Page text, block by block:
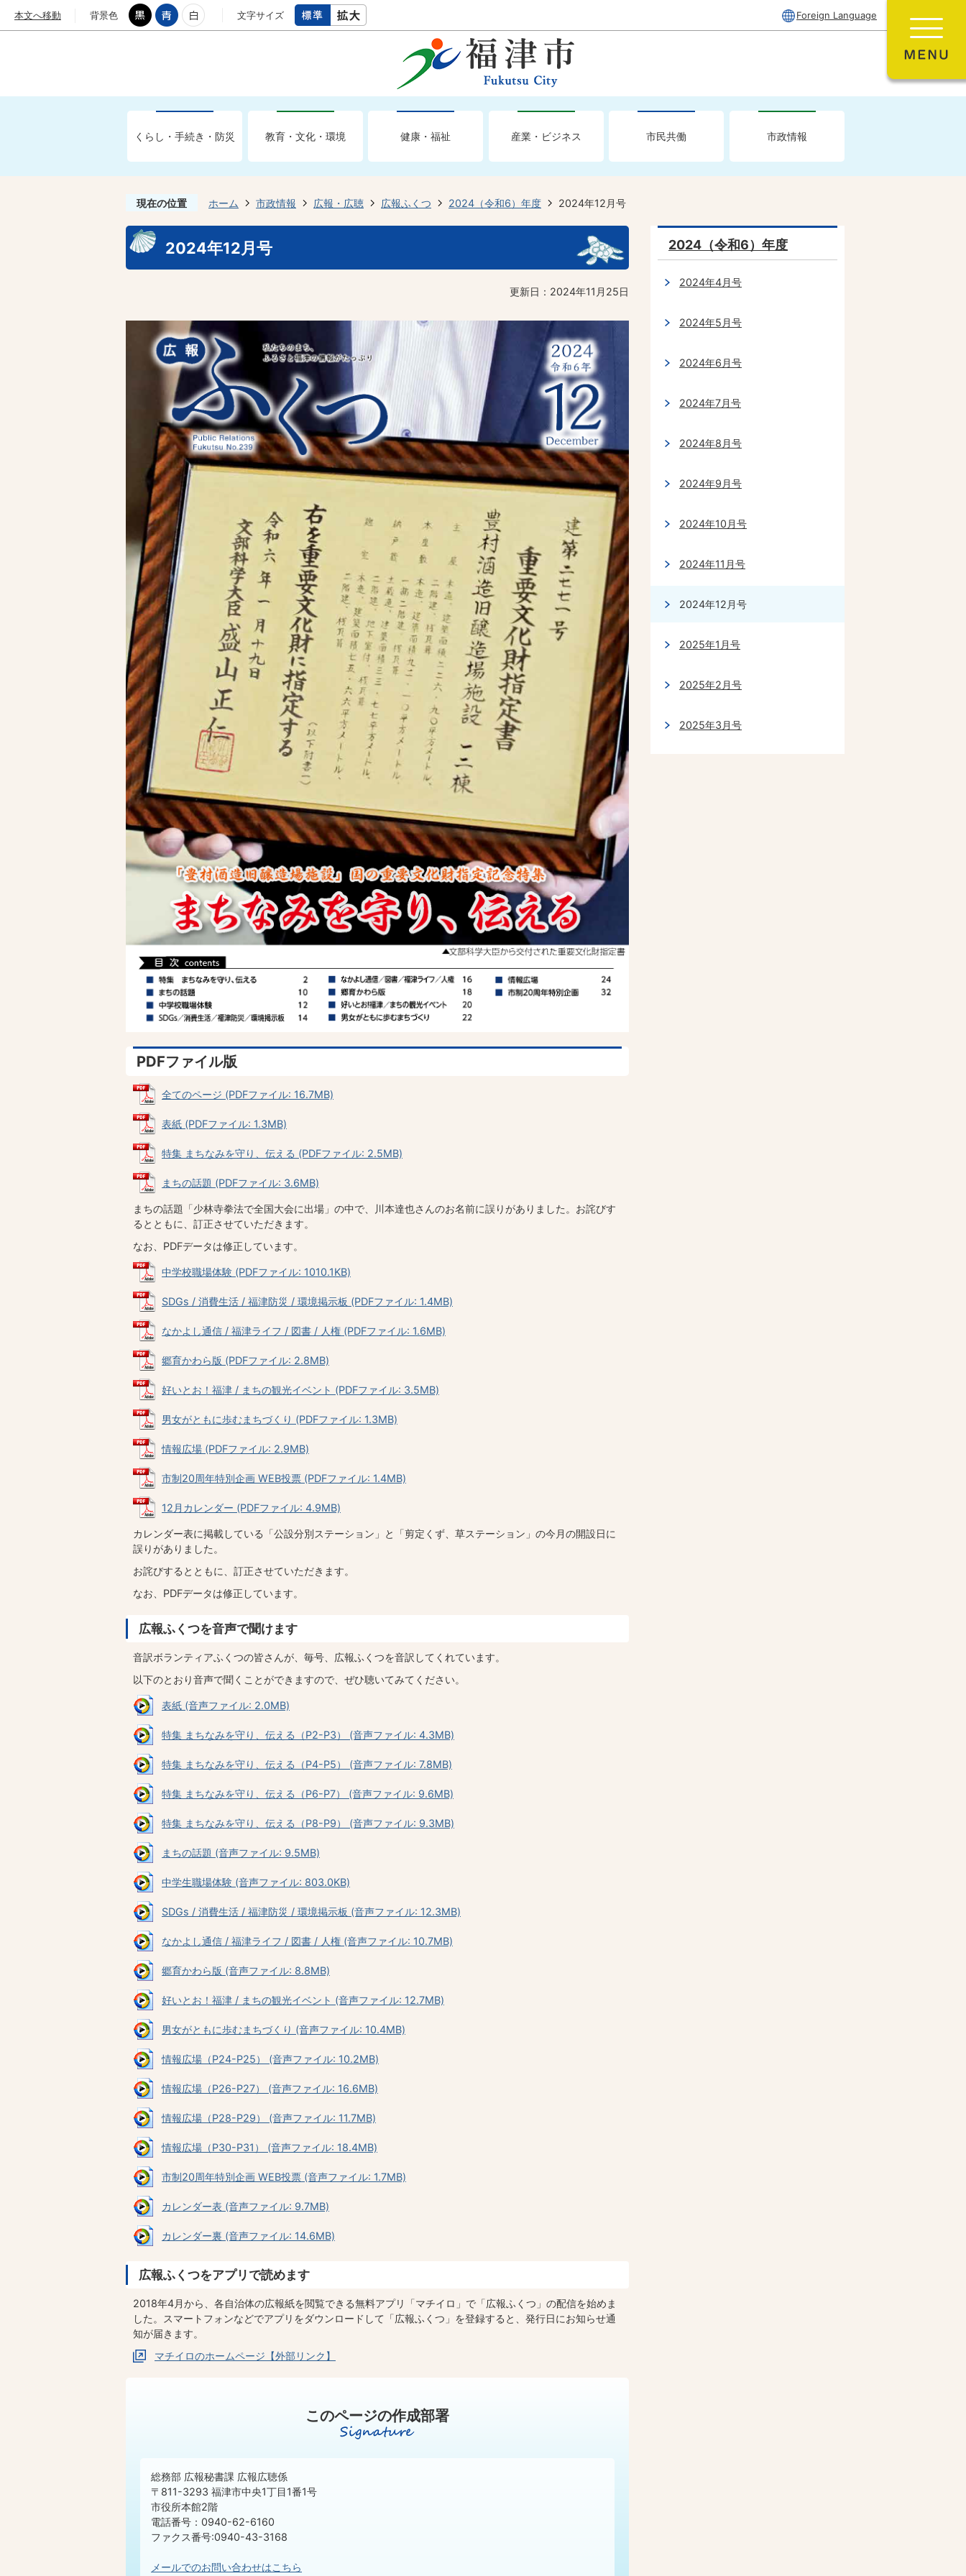
本文へ移動 背景色 文字サイズ Foreign Language
くらし・手続き・防災 教育・文化・環境 健康・福祉 産業・ビジネス 市民共働 市政情報
現在の位置 ホーム 市政情報 広報・広聴 広報ふくつ 2024（令和6）年度 2024年12月号
2024年12月号
更新日：2024年11月25日
PDFファイル版
全てのページ (PDFファイル: 16.7MB)
表紙 (PDFファイル: 1.3MB)
特集 まちなみを守り、伝える (PDFファイル: 2.5MB)
まちの話題 (PDFファイル: 3.6MB)
まちの話題「少林寺拳法で全国大会に出場」の中で、川本達也さんのお名前に誤りがありました。お詫びす
るとともに、訂正させていただきます。
なお、PDFデータは修正しています。
中学校職場体験 (PDFファイル: 1010.1KB)
SDGs / 消費生活 / 福津防災 / 環境掲示板 (PDFファイル: 1.4MB)
なかよし通信 / 福津ライフ / 図書 / 人権 (PDFファイル: 1.6MB)
郷育かわら版 (PDFファイル: 2.8MB)
好いとお！福津 / まちの観光イベント (PDFファイル: 3.5MB)
男女がともに歩むまちづくり (PDFファイル: 1.3MB)
情報広場 (PDFファイル: 2.9MB)
市制20周年特別企画 WEB投票 (PDFファイル: 1.4MB)
12月カレンダー (PDFファイル: 4.9MB)
カレンダー表に掲載している「公設分別ステーション」と「剪定くず、草ステーション」の今月の開設日に
誤りがありました。
お詫びするとともに、訂正させていただきます。
なお、PDFデータは修正しています。
広報ふくつを音声で聞けます
音訳ボランティアふくつの皆さんが、毎号、広報ふくつを音訳してくれています。
以下のとおり音声で聞くことができますので、ぜひ聴いてみてください。
表紙 (音声ファイル: 2.0MB)
特集 まちなみを守り、伝える（P2-P3） (音声ファイル: 4.3MB)
特集 まちなみを守り、伝える（P4-P5） (音声ファイル: 7.8MB)
特集 まちなみを守り、伝える（P6-P7） (音声ファイル: 9.6MB)
特集 まちなみを守り、伝える（P8-P9） (音声ファイル: 9.3MB)
まちの話題 (音声ファイル: 9.5MB)
中学生職場体験 (音声ファイル: 803.0KB)
SDGs / 消費生活 / 福津防災 / 環境掲示板 (音声ファイル: 12.3MB)
なかよし通信 / 福津ライフ / 図書 / 人権 (音声ファイル: 10.7MB)
郷育かわら版 (音声ファイル: 8.8MB)
好いとお！福津 / まちの観光イベント (音声ファイル: 12.7MB)
男女がともに歩むまちづくり (音声ファイル: 10.4MB)
情報広場（P24-P25） (音声ファイル: 10.2MB)
情報広場（P26-P27） (音声ファイル: 16.6MB)
情報広場（P28-P29） (音声ファイル: 11.7MB)
情報広場（P30-P31） (音声ファイル: 18.4MB)
市制20周年特別企画 WEB投票 (音声ファイル: 1.7MB)
カレンダー表 (音声ファイル: 9.7MB)
カレンダー裏 (音声ファイル: 14.6MB)
広報ふくつをアプリで読めます
2018年4月から、各自治体の広報紙を閲覧できる無料アプリ「マチイロ」で「広報ふくつ」の配信を始めま
した。スマートフォンなどでアプリをダウンロードして「広報ふくつ」を登録すると、発行日にお知らせ通
知が届きます。
マチイロのホームページ【外部リンク】
このページの作成部署
総務部 広報秘書課 広報広聴係
〒811-3293 福津市中央1丁目1番1号
市役所本館2階
電話番号：0940-62-6160
ファクス番号:0940-43-3168
メールでのお問い合わせはこちら
2024（令和6）年度
2024年4月号
2024年5月号
2024年6月号
2024年7月号
2024年8月号
2024年9月号
2024年10月号
2024年11月号
2024年12月号
2025年1月号
2025年2月号
2025年3月号